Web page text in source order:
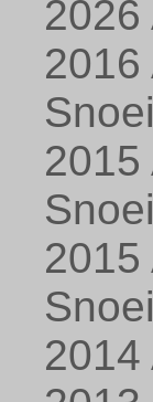
2026
Snoei
2015
Snoei
Snoei
2014